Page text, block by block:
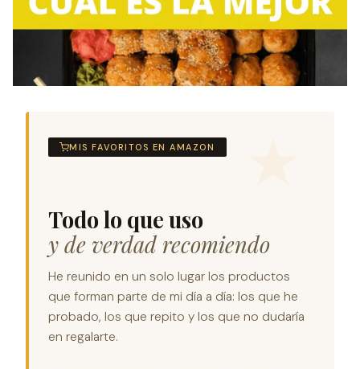
MIS FAVORITOS EN AMAZON
Todo lo que uso
y de verdad recomiendo
He reunido en un solo lugar los productos
que forman parte de mi día a día: los que he
probado, los que repito y los que no dudaría
en regalarte.